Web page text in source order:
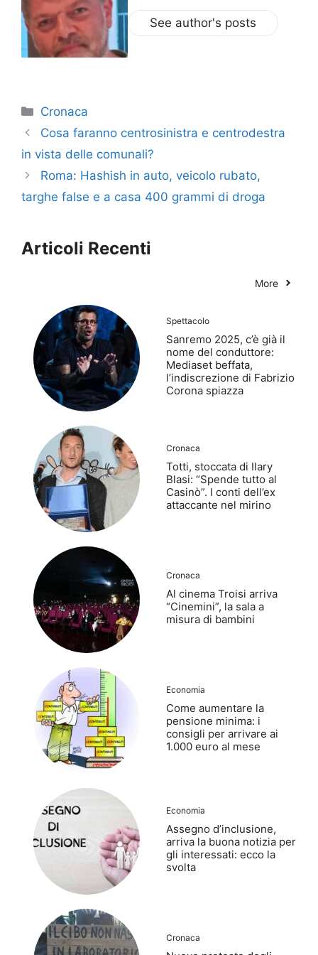
See author's posts
Categorie
Cronaca
Cosa faranno centrosinistra e centrodestra
in vista delle comunali?
Roma: Hashish in auto, veicolo rubato,
targhe false e a casa 400 grammi di droga
Articoli Recenti
More
Spettacolo
Sanremo 2025, c’è già il
nome del conduttore:
Mediaset beffata,
l’indiscrezione di Fabrizio
Corona spiazza
Cronaca
Totti, stoccata di Ilary
Blasi: “Spende tutto al
Casinò”. I conti dell’ex
attaccante nel mirino
Cronaca
Al cinema Troisi arriva
“Cinemini”, la sala a
misura di bambini
Economia
Come aumentare la
pensione minima: i
consigli per arrivare ai
1.000 euro al mese
Economia
Assegno d’inclusione,
arriva la buona notizia per
gli interessati: ecco la
svolta
Cronaca